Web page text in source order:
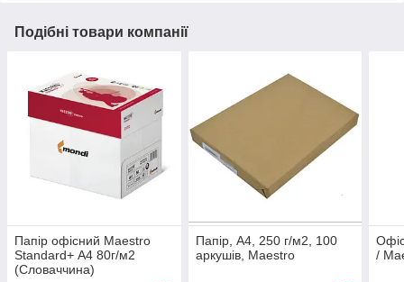
Подібні товари компанії
Папір офісний Maestro
Standard+ А4 80г/м2
(Словаччина)
Папір, А4, 250 г/м2, 100
аркушів, Maestro
/